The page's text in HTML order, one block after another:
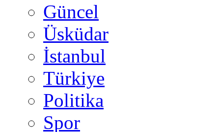
Güncel
Üsküdar
İstanbul
Türkiye
Politika
Spor